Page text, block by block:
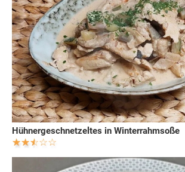
Hühnergeschnetzeltes in Winterrahmsoße